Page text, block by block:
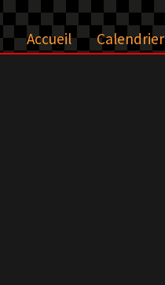
Accueil Calendrier